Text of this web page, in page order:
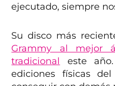
ejecutado, siempre
Su disco más
Grammy al mejor
tradicional
este
ediciones físicas